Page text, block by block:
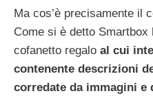
Ma cos’è precisamente il
Come si è detto
cofanetto regalo al cui
contenente descrizioni
corredate da immagini e